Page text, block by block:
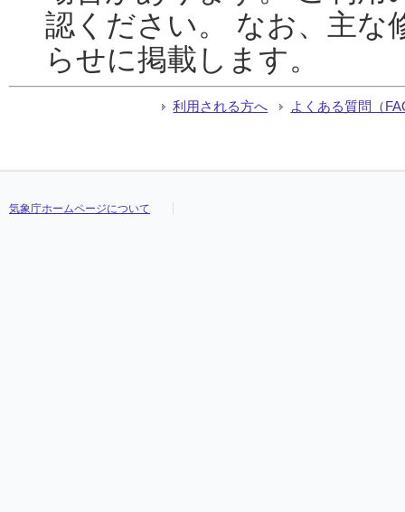
認ください。 なお、主な
らせに掲載します。
利用される方へ よくある質問（
気象庁ホームページについて